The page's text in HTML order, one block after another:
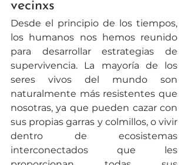
vecinxs
Desde el principio de los tiempos,
los humanos nos hemos reunido
para desarrollar estrategias de
supervivencia. La mayoría de los
seres vivos del mundo son
naturalmente más resistentes que
nosotras, ya que pueden cazar con
sus propias garras y colmillos, o vivir
dentro de ecosistemas
interconectados que les